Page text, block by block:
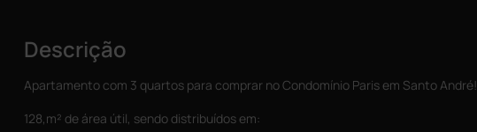
Descrição
Apartamento com 3 quartos para comprar no Condomínio Paris em Santo André!
128,m² de área útil, sendo distribuídos em: